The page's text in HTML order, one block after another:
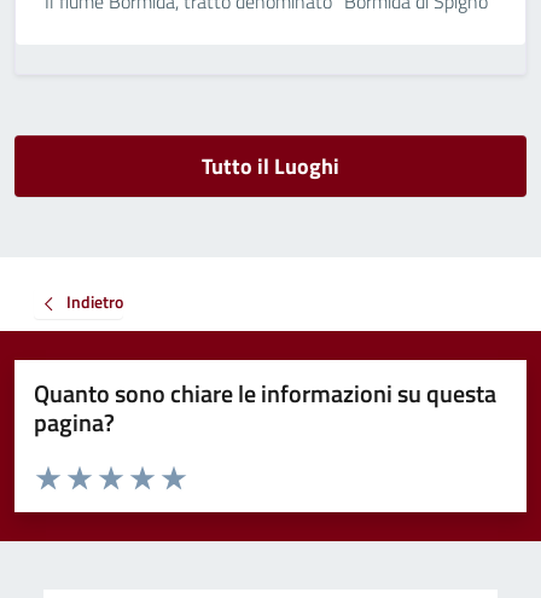
Tutto il Luoghi
Indietro
Quanto sono chiare le informazioni su questa
pagina?
Valuta da 1 a 5 stelle la pagina
Valuta 5 stelle su 5
Valuta 4 stelle su 5
Valuta 3 stelle su 5
Valuta 2 stelle su 5
Valuta 1 stelle su 5